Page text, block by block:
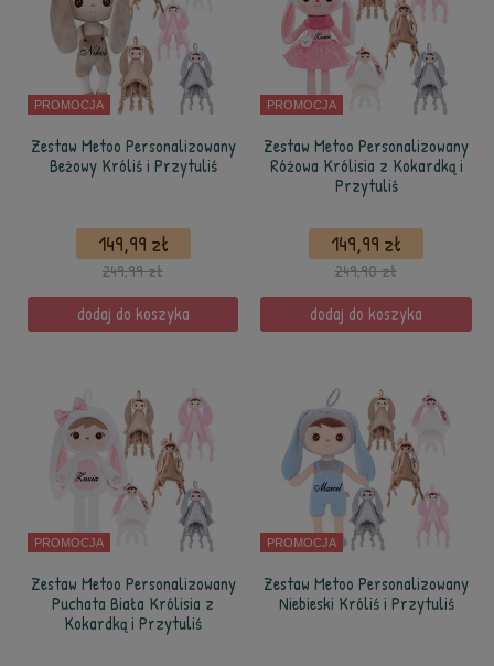
PROMOCJA
Zestaw Metoo Personalizowany
Beżowy Króliś i Przytuliś
149,99 zł
249,99 zł
dodaj do koszyka
PROMOCJA
Zestaw Metoo Personalizowany
Różowa Królisia z Kokardką i
Przytuliś
149,99 zł
249,90 zł
dodaj do koszyka
PROMOCJA
Zestaw Metoo Personalizowany
Puchata Biała Królisia z
Kokardką i Przytuliś
PROMOCJA
Zestaw Metoo Personalizowany
Niebieski Króliś i Przytuliś